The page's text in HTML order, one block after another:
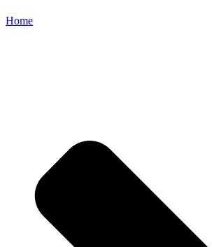
Home